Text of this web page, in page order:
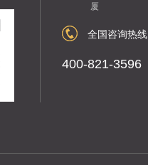
厦
全国咨询热线
400-821-3596